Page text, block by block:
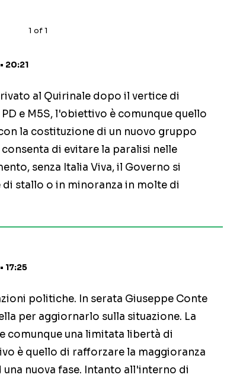
1 of1
20:21
al Quirinale dopo il vertice di
e M5S, l'obiettivo è comunque quello
la costituzione di un nuovo gruppo
di evitare la paralisi nelle
senza Italia Viva, il Governo si
stallo o in minoranza in molte di
17:25
politiche. In serata Giuseppe Conte
per aggiornarlo sulla situazione. La
comunque una limitata libertà di
è quello di rafforzare la maggioranza
una nuova fase. Intanto all'interno di